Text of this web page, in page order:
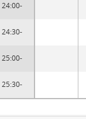
24:00-
24:30-
25:00-
25:30-